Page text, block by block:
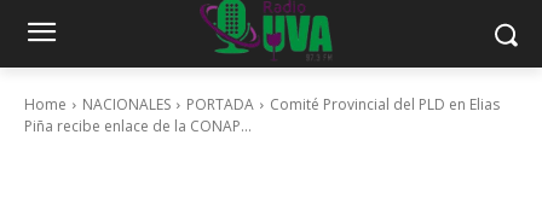
Home NACIONALES PORTADA
Comité Provincial del PLD en Elias
Piña recibe enlace de la CONAP...